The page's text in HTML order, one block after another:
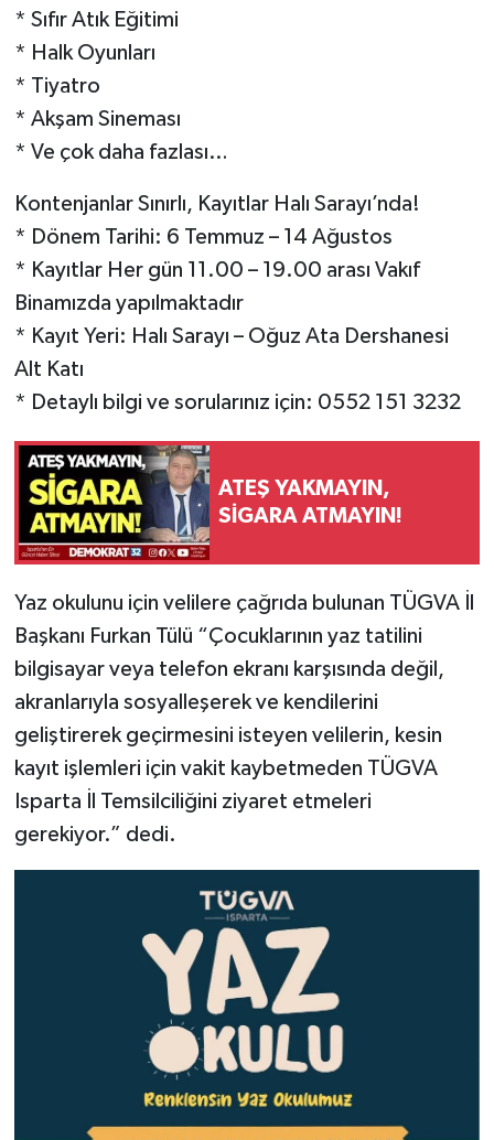
* Sıfır Atık Eğitimi
* Halk Oyunları
* Tiyatro
* Akşam Sineması
* Ve çok daha fazlası…
Kontenjanlar Sınırlı, Kayıtlar Halı Sarayı’nda!
* Dönem Tarihi: 6 Temmuz – 14 Ağustos
* Kayıtlar Her gün 11.00 – 19.00 arası Vakıf
Binamızda yapılmaktadır
* Kayıt Yeri: Halı Sarayı – Oğuz Ata Dershanesi
Alt Katı
* Detaylı bilgi ve sorularınız için: 0552 151 3232
ATEŞ YAKMAYIN,
SİGARA ATMAYIN!
Yaz okulunu için velilere çağrıda bulunan TÜGVA İl
Başkanı Furkan Tülü “Çocuklarının yaz tatilini
bilgisayar veya telefon ekranı karşısında değil,
akranlarıyla sosyalleşerek ve kendilerini
geliştirerek geçirmesini isteyen velilerin, kesin
kayıt işlemleri için vakit kaybetmeden TÜGVA
Isparta İl Temsilciliğini ziyaret etmeleri
gerekiyor.” dedi.